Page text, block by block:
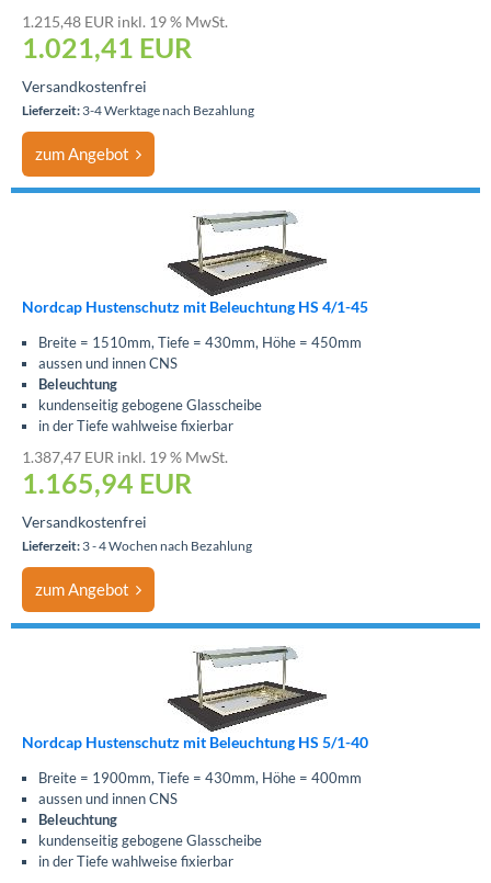
1.215,48 EUR inkl. 19 % MwSt.
1.021,41 EUR
Versandkostenfrei
Lieferzeit: 3-4 Werktage nach Bezahlung
zum Angebot
Nordcap Hustenschutz mit Beleuchtung HS 4/1-45
Breite = 1510mm, Tiefe = 430mm, Höhe = 450mm
aussen und innen CNS
Beleuchtung
kundenseitig gebogene Glasscheibe
in der Tiefe wahlweise fixierbar
1.387,47 EUR inkl. 19 % MwSt.
1.165,94 EUR
Versandkostenfrei
Lieferzeit: 3 - 4 Wochen nach Bezahlung
zum Angebot
Nordcap Hustenschutz mit Beleuchtung HS 5/1-40
Breite = 1900mm, Tiefe = 430mm, Höhe = 400mm
aussen und innen CNS
Beleuchtung
kundenseitig gebogene Glasscheibe
in der Tiefe wahlweise fixierbar